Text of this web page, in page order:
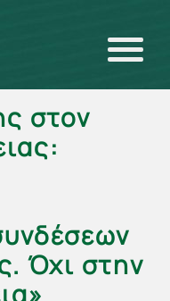
στον
Όχι στην